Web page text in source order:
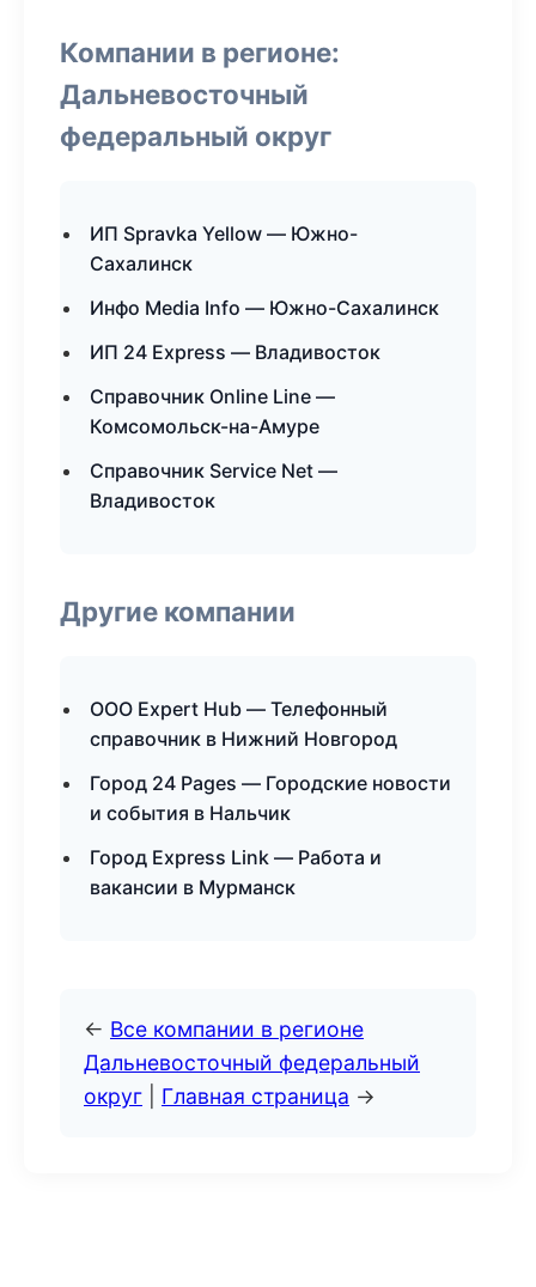
Компании в регионе:
Дальневосточный
федеральный округ
ИП Spravka Yellow — Южно-
Сахалинск
Инфо Media Info — Южно-Сахалинск
ИП 24 Express — Владивосток
Справочник Online Line —
Комсомольск-на-Амуре
Справочник Service Net —
Владивосток
Другие компании
ООО Expert Hub — Телефонный
справочник в Нижний Новгород
Город 24 Pages — Городские новости
и события в Нальчик
Город Express Link — Работа и
вакансии в Мурманск
← Все компании в регионе
Дальневосточный федеральный
округ
Главная страница →